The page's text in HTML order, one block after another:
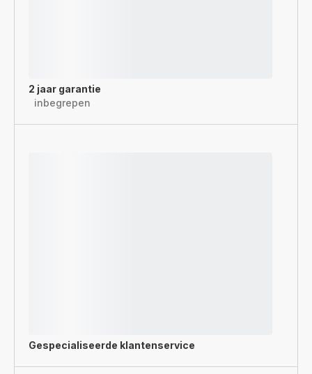
2 jaar garantie
inbegrepen
Gespecialiseerde klantenservice